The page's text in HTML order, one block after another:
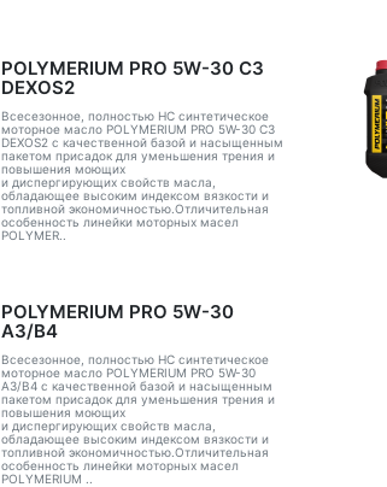
POLYMERIUM PRO 5W-30 C3
DEXOS2
Всесезонное, полностью HC синтетическое
моторное масло POLYMERIUM PRO 5W-30 C3
DEXOS2 с качественной базой и насыщенным
пакетом присадок для уменьшения трения и
повышения моющих
и диспергирующих свойств масла,
обладающее высоким индексом вязкости и
топливной экономичностью.Отличительная
особенность линейки моторных масел
POLYMER..
POLYMERIUM PRO 5W-30
A3/B4
Всесезонное, полностью HC синтетическое
моторное масло POLYMERIUM PRO 5W-30
A3/B4 с качественной базой и насыщенным
пакетом присадок для уменьшения трения и
повышения моющих
и диспергирующих свойств масла,
обладающее высоким индексом вязкости и
топливной экономичностью.Отличительная
особенность линейки моторных масел
POLYMERIUM ..